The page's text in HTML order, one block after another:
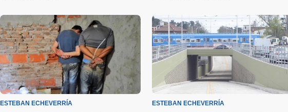
ESTEBAN ECHEVERRÍA ESTEBAN ECHEVERRÍA